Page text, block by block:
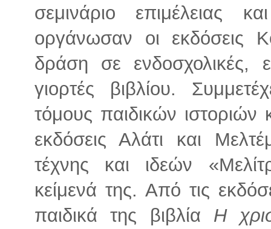
σεμινάριο επιμέλειας
οργάνωσαν οι εκδόσεις
δράση σε ενδοσχολικές,
γιορτές βιβλίου.
τόμους παιδικών ιστοριών
εκδόσεις Αλάτι και
τέχνης και ιδεών
κείμενά της. Από τις
παιδικά της βιβλία Η